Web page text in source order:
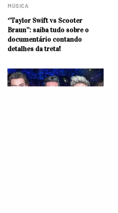
MÚSICA
‘’Taylor Swift vs Scooter
Braun’’: saiba tudo sobre o
documentário contando
detalhes da treta!